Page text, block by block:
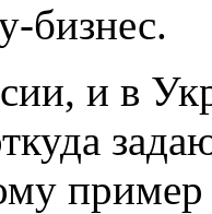
бизнес.
и в